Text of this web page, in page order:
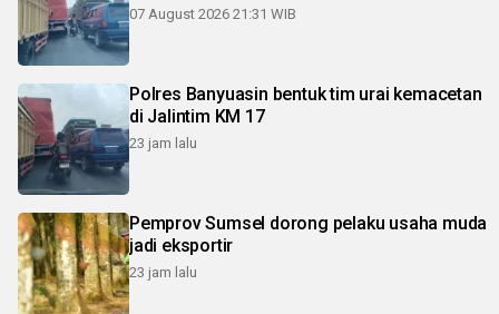
07 August 2026 21:31 WIB
Polres Banyuasin bentuk tim urai kemacetan
di Jalintim KM 17
23 jam lalu
Pemprov Sumsel dorong pelaku usaha muda
jadi eksportir
23 jam lalu